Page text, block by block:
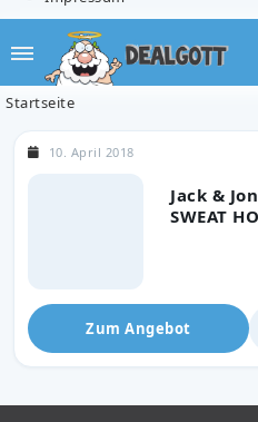
Startseite
Jack &
SWEAT
10. April 2018
Zum Angebot